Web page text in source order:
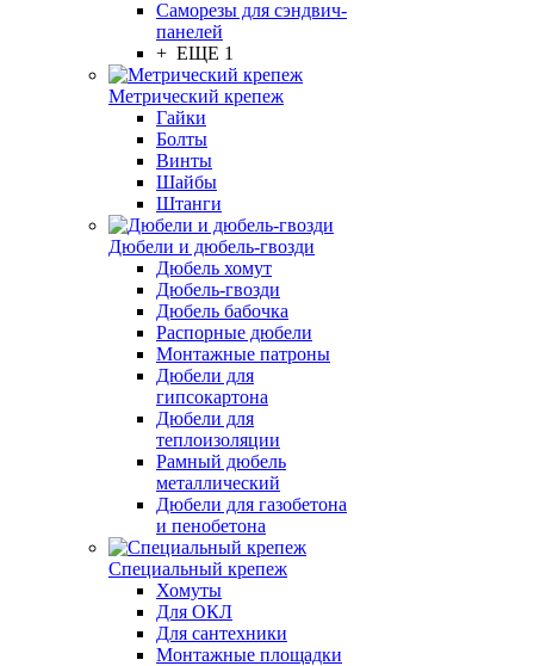
Саморезы для сэндвич-
панелей
+ ЕЩЕ 1
Метрический крепеж
Гайки
Болты
Винты
Шайбы
Штанги
Дюбели и дюбель-гвозди
Дюбель хомут
Дюбель-гвозди
Дюбель бабочка
Распорные дюбели
Монтажные патроны
Дюбели для
гипсокартона
Дюбели для
теплоизоляции
Рамный дюбель
металлический
Дюбели для газобетона
и пенобетона
Специальный крепеж
Хомуты
Для ОКЛ
Для сантехники
Монтажные площадки